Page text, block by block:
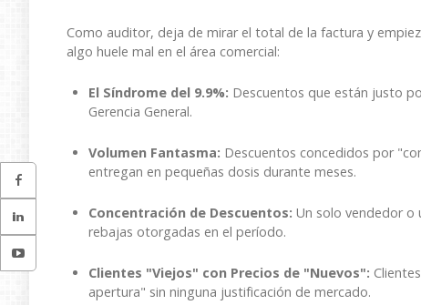
Como auditor, deja de mirar el total de la factura y
algo huele mal en el área comercial:
El Síndrome del 9.9%: Descuentos que están justo
Gerencia General.
Volumen Fantasma: Descuentos concedidos por
entregan en pequeñas dosis durante meses.
Concentración de Descuentos: Un solo vendedor o
rebajas otorgadas en el período.
Clientes "Viejos" con Precios de "Nuevos":
apertura" sin ninguna justificación de mercado.